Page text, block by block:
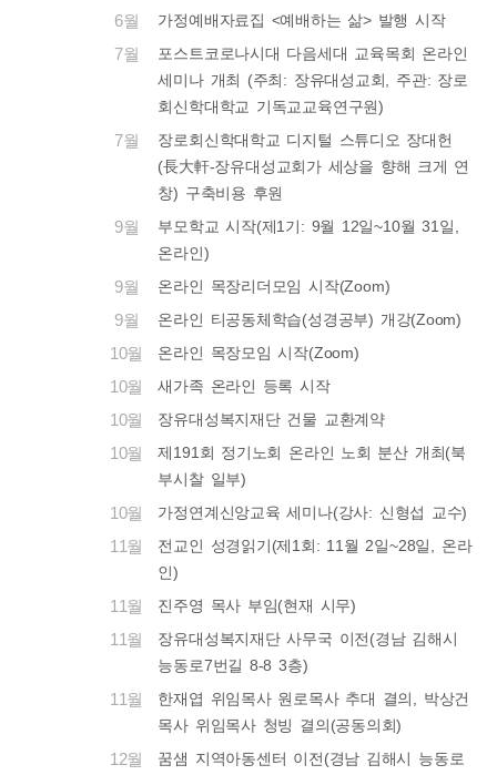
6월 가정예배자료집 <예배하는 삶> 발행 시작
7월
포스트코로나시대 다음세대 교육목회 온라인
세미나 개최 (주최: 장유대성교회, 주관: 장로
회신학대학교 기독교교육연구원)
7월
장로회신학대학교 디지털 스튜디오 장대헌
(長大軒-장유대성교회가 세상을 향해 크게 연
창) 구축비용 후원
9월
부모학교 시작(제1기: 9월 12일~10월 31일,
온라인)
9월 온라인 목장리더모임 시작(Zoom)
9월 온라인 티공동체학습(성경공부) 개강(Zoom)
10월 온라인 목장모임 시작(Zoom)
10월 새가족 온라인 등록 시작
10월 장유대성복지재단 건물 교환계약
10월
제191회 정기노회 온라인 노회 분산 개최(북
부시찰 일부)
10월 가정연계신앙교육 세미나(강사: 신형섭 교수)
11월
전교인 성경읽기(제1회: 11월 2일~28일, 온라
인)
11월 진주영 목사 부임(현재 시무)
11월
장유대성복지재단 사무국 이전(경남 김해시
능동로7번길 8-8 3층)
11월
한재엽 위임목사 원로목사 추대 결의, 박상건
목사 위임목사 청빙 결의(공동의회)
12월
꿈샘 지역아동센터 이전(경남 김해시 능동로